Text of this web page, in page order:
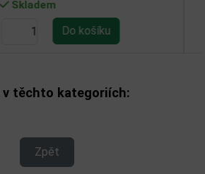
v těchto kategoriích:
Zpět